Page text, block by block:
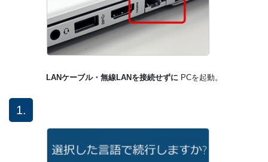
LANケーブル・無線LANを接続せずに PCを起動。
1.